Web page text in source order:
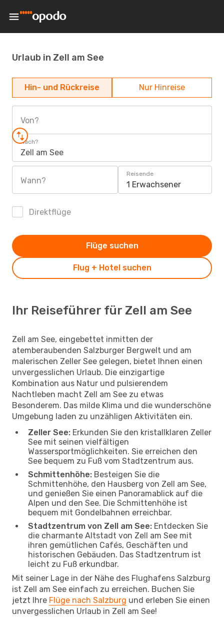
Urlaub in Zell am See
Hin- und Rückreise Nur Hinreise
Von?
Nach?
Zell am See
Wann?
Reisende
1 Erwachsener
Direktflüge
Flug + Hotel suchen
Flüge suchen
Ihr Reiseführer für Zell am See
Zell am See, eingebettet inmitten der
atemberaubenden Salzburger Bergwelt und am
malerischen Zeller See gelegen, bietet Ihnen einen
unvergesslichen Urlaub. Die einzigartige
Kombination aus Natur und pulsierendem
Nachtleben macht Zell am See zu etwas
Besonderem. Das milde Klima und die wunderschöne
Umgebung laden zu unzähligen Aktivitäten ein.
Zeller See: Erkunden Sie den kristallklaren Zeller
See mit seinen vielfältigen
Wassersportmöglichkeiten. Sie erreichen den
See bequem zu Fuß vom Stadtzentrum aus.
Schmittenhöhe: Besteigen Sie die
Schmittenhöhe, den Hausberg von Zell am See,
und genießen Sie einen Panoramablick auf die
Alpen und den See. Die Schmittenhöhe ist
bequem mit Gondelbahnen erreichbar.
Stadtzentrum von Zell am See: Entdecken Sie
die charmante Altstadt von Zell am See mit
ihren gemütlichen Cafés, Geschäften und
historischen Gebäuden. Das Stadtzentrum ist
leicht zu Fuß erkundbar.
Mit seiner Lage in der Nähe des Flughafens Salzburg
ist Zell am See einfach zu erreichen. Buchen Sie
jetzt Ihre Flüge nach Salzburg und erleben Sie einen
unvergesslichen Urlaub in Zell am See!